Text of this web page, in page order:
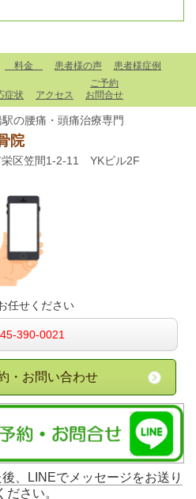
痛みが和らぐだけで、根本改善
また痛みはぶり返してしまいま
化のない方、当院で痛みの原因
りませんか⁈ ご予約お待ちして
復師 #腰痛 #ぎっくり腰 #狭窄
痛 #偏頭痛 #大船 #横浜 #栄区
がシェアした投稿 -
料金 患者様の声
患者様症例
症状 アクセス
ご予約
お問合せ
の腰痛・頭痛治療専門
院
栄区笠間1-2-11 YKビル2F
任せください
390-0021
・お問い合わせ
、LINEでメッセージをお送り
ださい。